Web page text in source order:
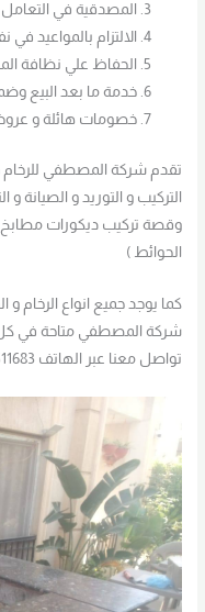
المصدقية في
الالتزام بالمواعيد
الحفاظ علي نظافة
خدمة ما بعد البيع
خصومات هائلة و
تقدم شركة المصطفي
التركيب و التوريد و الصيانة
وقصة تركيب ديكورات مطابخ
الحوائط )
كما يوجد جميع انواع الرخام و
تواصل معنا عبر الهاتف 01203511683